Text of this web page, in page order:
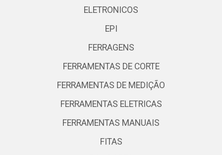
ELETRONICOS
EPI
FERRAGENS
FERRAMENTAS DE CORTE
FERRAMENTAS DE MEDIÇÃO
FERRAMENTAS ELETRICAS
FERRAMENTAS MANUAIS
FITAS